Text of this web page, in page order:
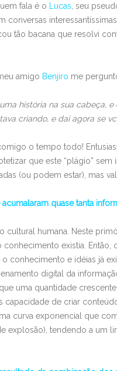
fala é o Lucas , seu
conversas
tão bacana que resolvi
amigo Benjiro me
história na sua cabeça,
criando, e dai agora se
o tempo todo!
que este “plágio”
(ou podem estar), mas
acumalaram quase tanta
cultural humana. Neste
existia.
conhecimento e idéias já
digital da
uma quantidade
capacidade de criar
curva exponencial que
explosão), tendendo a um